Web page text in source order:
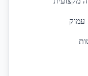
עמוק